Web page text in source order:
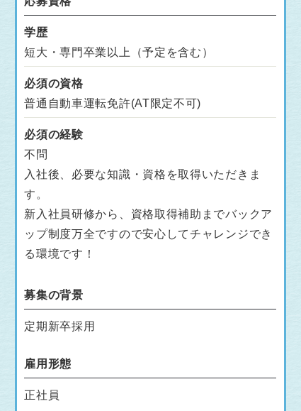
学歴
短大・専門卒業以上（予定を含む）
必須の資格
普通自動車運転免許(AT限定不可)
必須の経験
不問
入社後、必要な知識・資格を取得いただきま
す。
新入社員研修から、資格取得補助までバックア
ップ制度万全ですので安心してチャレンジでき
る環境です！
募集の背景
定期新卒採用
雇用形態
正社員